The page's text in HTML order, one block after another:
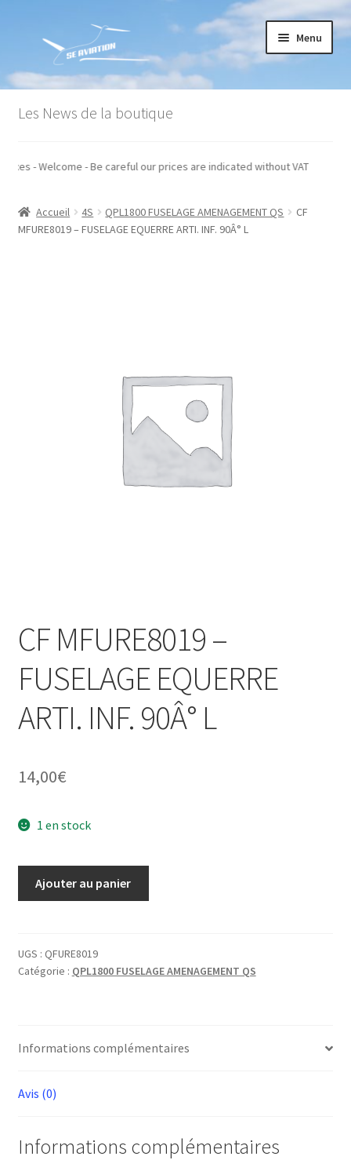
la
navigation
contenu
Menu
Accueil
Conditions générales de vente
Mon compte
Les News de la boutique
taxes - Welcome - Be careful our prices are indicated without VAT
Accueil 4S QPL1800 FUSELAGE AMENAGEMENT QS
CF
MFURE8019 – FUSELAGE EQUERRE ARTI. INF. 90Â° L
CF MFURE8019 –
FUSELAGE EQUERRE
ARTI. INF. 90Â° L
14,00€
1 en stock
-
FUSELAGE
90Â°
Ajouter au panier
UGS : QFURE8019
Catégorie : QPL1800 FUSELAGE AMENAGEMENT QS
Informations complémentaires
Avis (0)
Informations complémentaires